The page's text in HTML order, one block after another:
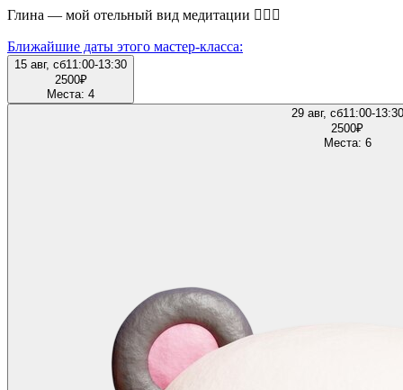
Глина — мой отельный вид медитации 🧘🏻‍♀️
Ближайшие даты этого мастер‑класса:
15 авг, сб11:00-13:30
2500₽
Места: 4
29 авг, сб11:00-13:30
2500₽
Места: 6